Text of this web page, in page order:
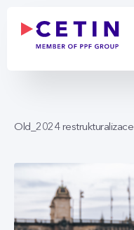
Old_2024 restrukturalizace